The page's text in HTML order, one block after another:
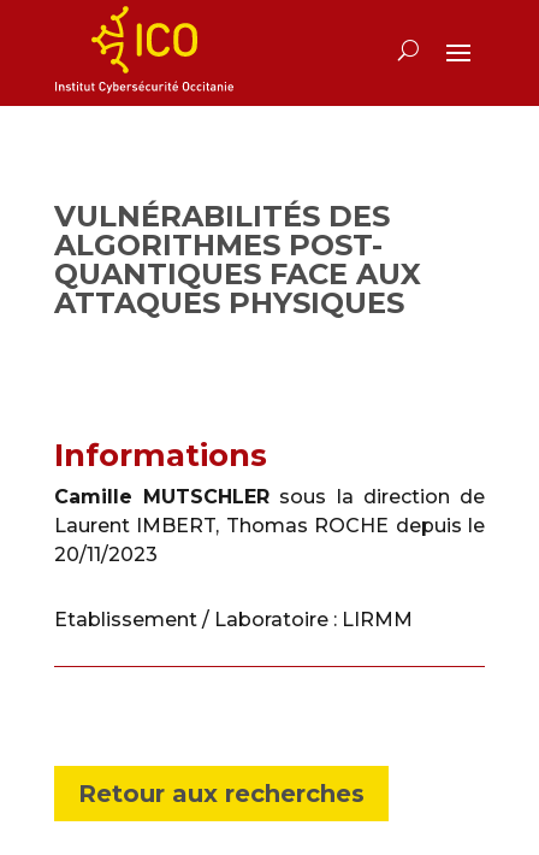
VULNÉRABILITÉS DES
ALGORITHMES POST-
QUANTIQUES FACE AUX
ATTAQUES PHYSIQUES
Informations
Camille MUTSCHLER sous la direction de
Laurent IMBERT, Thomas ROCHE depuis le
20/11/2023
Etablissement / Laboratoire : LIRMM
Retour aux recherches